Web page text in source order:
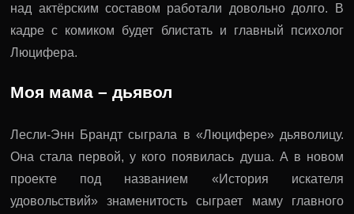
над актёрским составом работали довольно долго. В
кадре с комиком будет блистать и главный психолог
Люцифера.
Моя мама – дьявол
Лесли-Энн Брандт сыграла в «Люцифере» дьяволицу.
Она стала первой, у кого появилась душа. А в новом
проекте под названием «История искателя
удовольствий» знаменитость сыграет маму главного